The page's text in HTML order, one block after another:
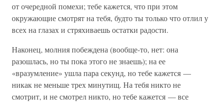
от очередной помехи; тебе кажется, что при этом
окружающие смотрят на тебя, будто ты только что отлил у
всех на глазах и стряхиваешь остатки радости.
Наконец, молния побеждена (вообще-то, нет: она
разошлась, но ты пока этого не знаешь); на ее
«вразумление» ушла пара секунд, но тебе кажется —
никак не меньше трех минутищ. На тебя никто не
смотрит, и не смотрел никто, но тебе кажется — все